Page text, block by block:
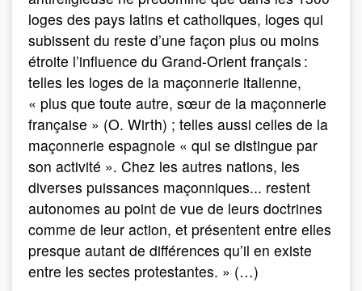
loges des pays latins et catholiques, loges qui
subissent du reste d’une façon plus ou moins
étroite l’influence du Grand-Orient français :
telles les loges de la maçonnerie italienne,
« plus que toute autre, sœur de la maçonnerie
française » (O. Wirth) ; telles aussi celles de la
maçonnerie espagnole « qui se distingue par
son activité ». Chez les autres nations, les
diverses puissances maçonniques... restent
autonomes au point de vue de leurs doctrines
comme de leur action, et présentent entre elles
presque autant de différences qu’il en existe
entre les sectes protestantes. » (…)